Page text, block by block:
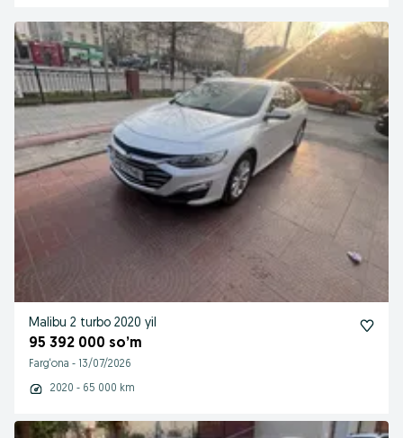
Malibu 2 turbo 2020 yil
95 392 000 so’m
Farg‘ona - 13/07/2026
2020 - 65 000 km